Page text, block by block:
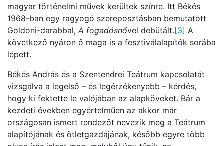
magyar történelmi művek kerültek színre. Itt Békés
1968-ban egy ragyogó szereposztásban bemutatott
Goldoni-darabbal, A fogadósnővel debütált.[3] A
következő nyáron ő maga is a fesztiválalapítók sorába
lépett.
Békés András és a Szentendrei Teátrum kapcsolatát
vizsgálva a legelső – és legérzékenyebb – kérdés,
hogy ki fektette le valójában az alapköveket. Bár a
kezdeti években egyértelműen az akkor már
országosan ismert rendezőt nevezik meg a Teátrum
alapítójának és ötletgazdájának, később egyre több